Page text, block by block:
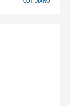
COTIDIANO